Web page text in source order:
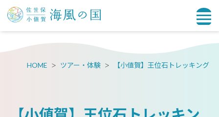
HOME ツアー・体験 【小値賀】王位石トレッキング